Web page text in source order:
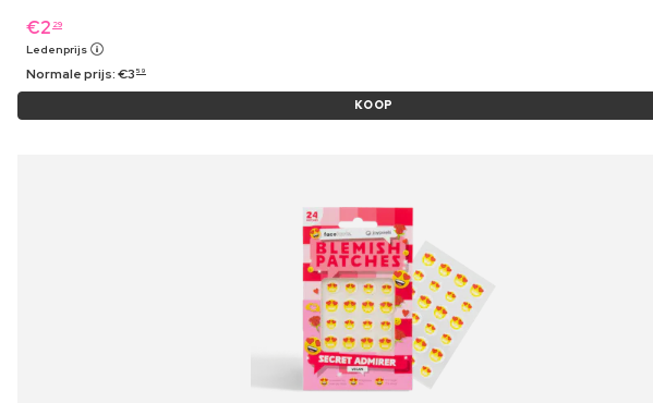
€2 29
Ledenprijs
Normale prijs:€3 59
KOOP